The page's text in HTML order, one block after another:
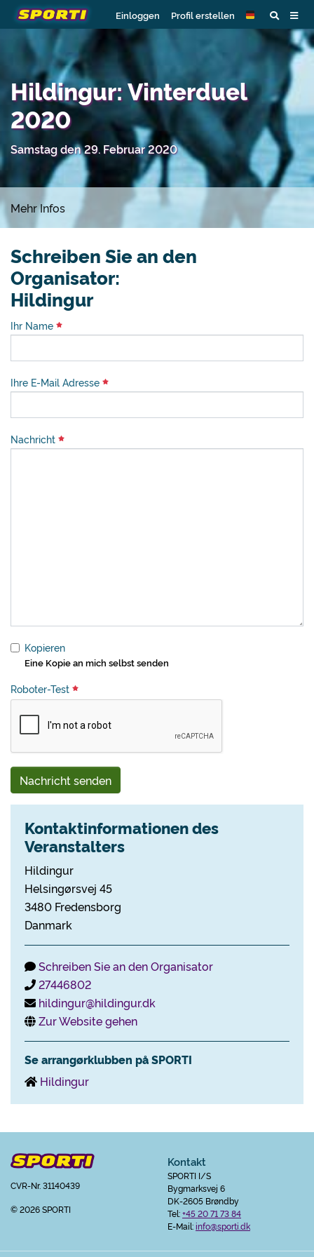
Einloggen Profil erstellen
Hildingur: Vinterduel
2020
Samstag den 29. Februar 2020
Mehr Infos
Schreiben Sie an den
Organisator:
Hildingur
Ihr Name
Ihre E-Mail Adresse
Nachricht
Kopieren
Eine Kopie an mich selbst senden
Roboter-Test
Nachricht senden
Kontaktinformationen des
Veranstalters
Hildingur
Helsingørsvej 45
3480 Fredensborg
Danmark
Schreiben Sie an den Organisator
27446802
hildingur@hildingur.dk
Zur Website gehen
Se arrangørklubben på SPORTI
Hildingur
CVR-Nr. 31140439
© 2026 SPORTI
Kontakt
SPORTI I/S
Bygmarksvej 6
DK-2605 Brøndby
Tel:+45 20 71 73 84
E-Mail:info@sporti.dk